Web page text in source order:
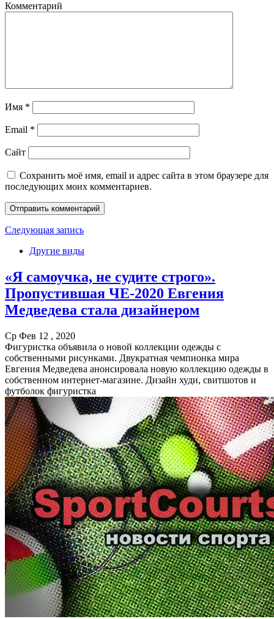
Комментарий
Имя *
Email *
Сайт
Сохранить моё имя, email и адрес сайта в этом браузере для
последующих моих комментариев.
Следующая запись
Другие виды
«Я самоучка, не судите строго».
Пропустившая ЧЕ-2020 Евгения
Медведева стала дизайнером
Ср Фев 12 , 2020
Фигуристка объявила о новой коллекции одежды с
собственными рисунками. Двукратная чемпионка мира
Евгения Медведева анонсировала новую коллекцию одежды в
собственном интернет-магазине. Дизайн худи, свитшотов и
футболок фигуристка